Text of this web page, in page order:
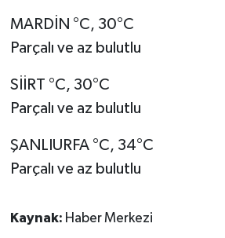
MARDİN °C, 30°C
Parçalı ve az bulutlu
SİİRT °C, 30°C
Parçalı ve az bulutlu
ŞANLIURFA °C, 34°C
Parçalı ve az bulutlu
Kaynak: Haber Merkezi